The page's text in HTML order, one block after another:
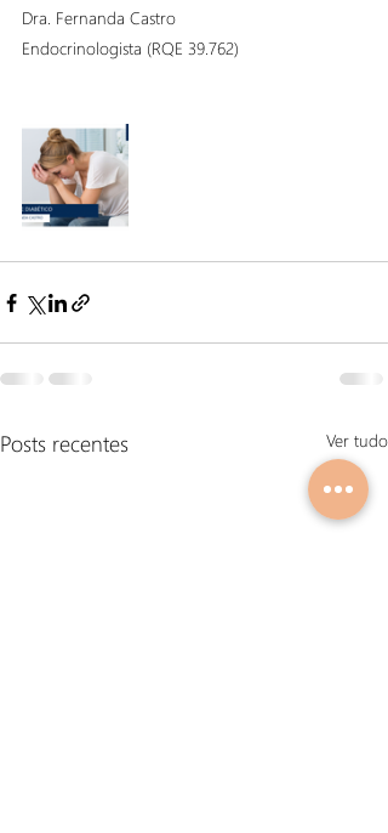
Dra. Fernanda Castro
Endocrinologista (RQE 39.762)
Posts recentes Ver tudo